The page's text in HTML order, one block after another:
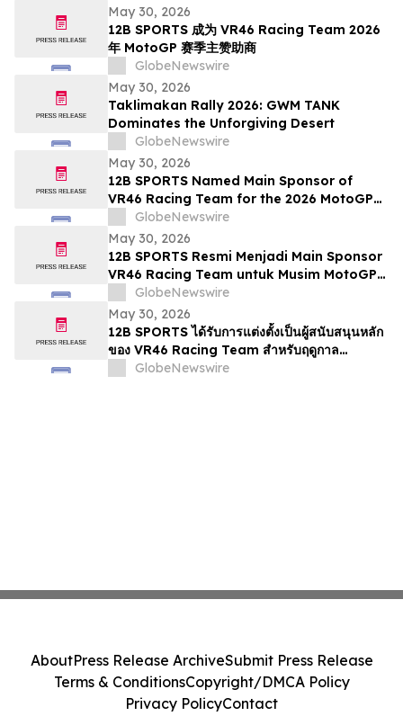
May 30, 2026
12B SPORTS 成为 VR46 Racing Team 2026
年 MotoGP 赛季主赞助商
GlobeNewswire
May 30, 2026
Taklimakan Rally 2026: GWM TANK
Dominates the Unforgiving Desert
GlobeNewswire
May 30, 2026
12B SPORTS Named Main Sponsor of
VR46 Racing Team for the 2026 MotoGP
SeasonGlobeNewswire
May 30, 2026
12B SPORTS Resmi Menjadi Main Sponsor
VR46 Racing Team untuk Musim MotoGP
2026GlobeNewswire
May 30, 2026
12B SPORTS ได้รับการแต่งตั้งเป็นผู้สนับสนุนหลัก
ของ VR46 Racing Team สำหรับฤดูกาล
MotoGP 2026
GlobeNewswire
AboutPress Release ArchiveSubmit Press Release
Terms & ConditionsCopyright/DMCA Policy
Privacy PolicyContact